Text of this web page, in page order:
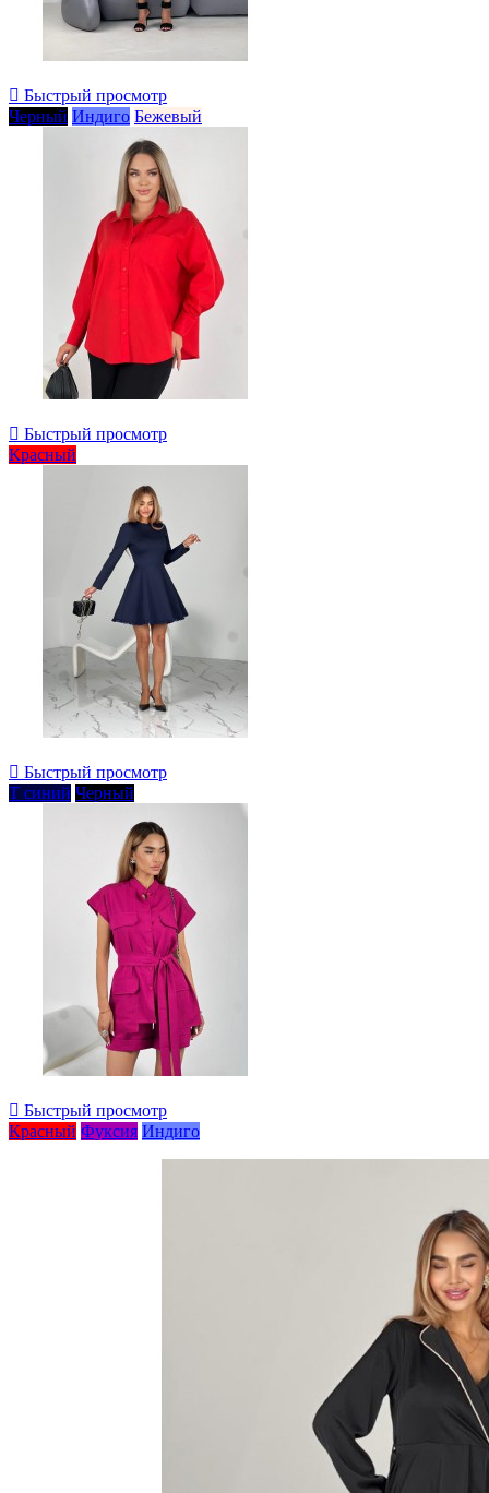
 Быстрый просмотр
Черный Индиго Бежевый
 Быстрый просмотр
Красный
 Быстрый просмотр
Т синий Черный
 Быстрый просмотр
Красный Фуксия Индиго